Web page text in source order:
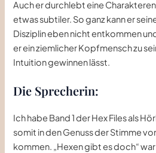
Auch er durchlebt eine
etwas subtiler. So ganz kann er
Disziplin eben nicht entkommen
er ein ziemlicher Kopfmensch zu
Intuition gewinnen lässt.
Die Sprecherin:
Ich habe Band 1 der Hex Files als
somit in den Genuss der Stimme
kommen. „Hexen gibt es doch“